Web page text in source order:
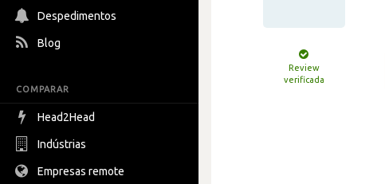
Despedimentos
Blog
COMPARAR
Head2Head
Indústrias
Empresas remote
Review
verificada